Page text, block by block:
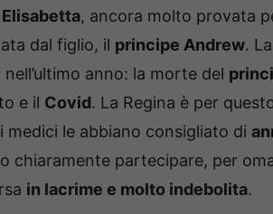
Elisabetta, ancora molto provata
dal figlio, il principe Andrew.
nell’ultimo anno: la morte del
e il Covid. La Regina è per
medici le abbiano consigliato di
chiaramente partecipare, per
in lacrime e molto indebolita.